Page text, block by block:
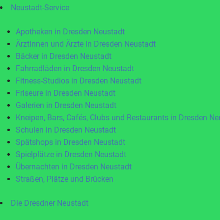
Neustadt-Service
Apotheken in Dresden Neustadt
Ärztinnen und Ärzte in Dresden Neustadt
Bäcker in Dresden Neustadt
Fahrradläden in Dresden Neustadt
Fitness-Studios in Dresden Neustadt
Friseure in Dresden Neustadt
Galerien in Dresden Neustadt
Kneipen, Bars, Cafés, Clubs und Restaurants in Dresden
Schulen in Dresden Neustadt
Spätshops in Dresden Neustadt
Spielplätze in Dresden Neustadt
Übernachten in Dresden Neustadt
Straßen, Plätze und Brücken
Die Dresdner Neustadt